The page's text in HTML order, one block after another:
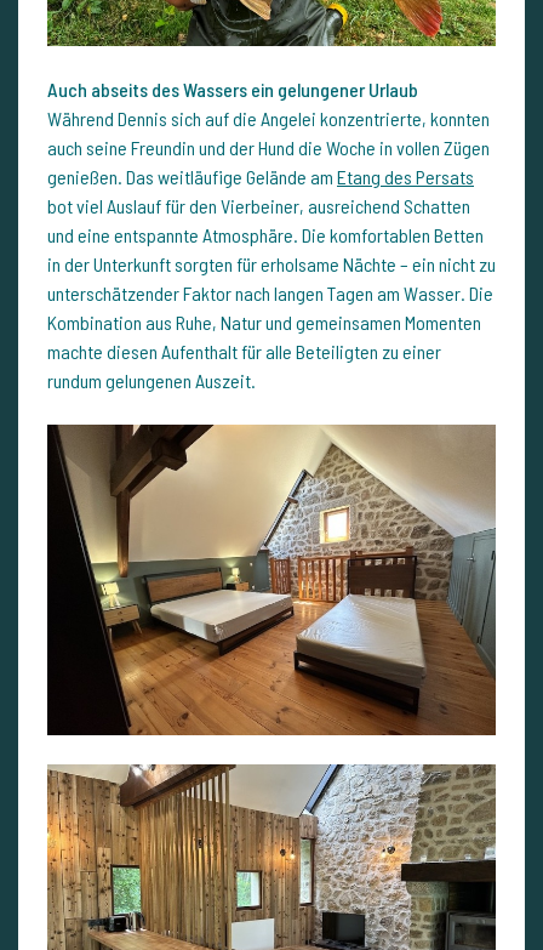
Auch abseits des Wassers ein gelungener Urlaub
Während Dennis sich auf die Angelei konzentrierte, konnten
auch seine Freundin und der Hund die Woche in vollen Zügen
genießen. Das weitläufige Gelände am Etang des Persats
bot viel Auslauf für den Vierbeiner, ausreichend Schatten
und eine entspannte Atmosphäre. Die komfortablen Betten
in der Unterkunft sorgten für erholsame Nächte – ein nicht zu
unterschätzender Faktor nach langen Tagen am Wasser. Die
Kombination aus Ruhe, Natur und gemeinsamen Momenten
machte diesen Aufenthalt für alle Beteiligten zu einer
rundum gelungenen Auszeit.